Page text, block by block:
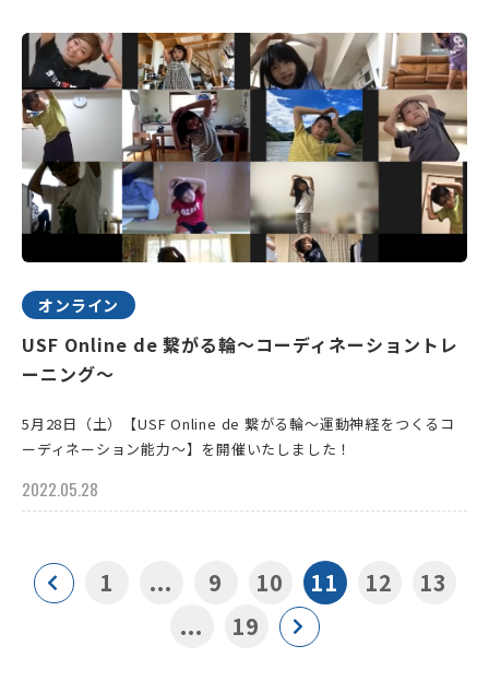
オンライン
USF Online de 繋がる輪～コーディネーショントレ
ーニング〜
5月28日（土）【USF Online de 繋がる輪～運動神経をつくるコ
ーディネーション能力～】を開催いたしました！
2022.05.28
1 ... 9 10 11 12
13
...
19